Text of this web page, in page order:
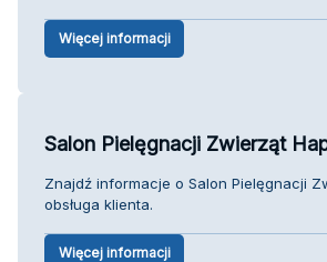
Więcej informacji
Salon Pielęgnacji Zwierząt
Znajdź informacje o Salon Pielęgnacji
obsługa klienta.
Więcej informacji